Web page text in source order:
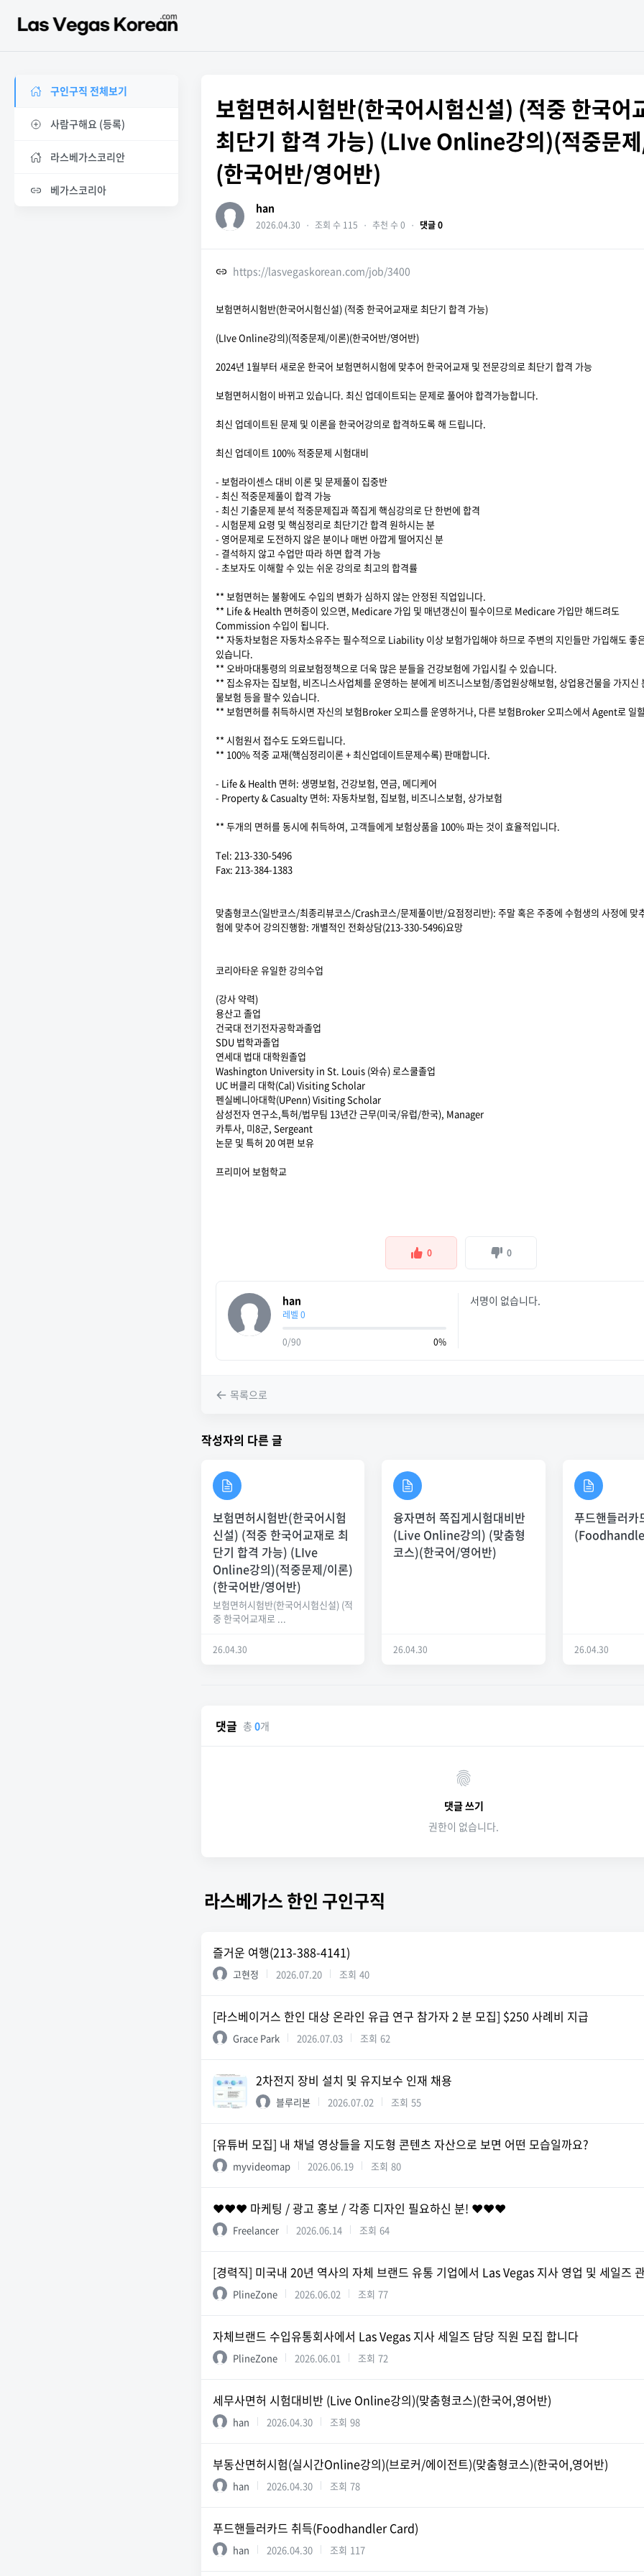
구인구직 전체보기
사람구해요 (등록)
라스베가스코리안
베가스코리아
보험면허시험반(한국어시험신설) (적중 한국어
최단기 합격 가능) (LIve Online강의)(적중문
(한국어반/영어반)
han
2026.04.30 ・ 조회 수 115 ・ 추천 수 0 ・ 댓글 0
https://lasvegaskorean.com/job/3400
보험면허시험반(한국어시험신설) (적중 한국어교재로 최단기 합격 가능)
(LIve Online강의)(적중문제/이론)(한국어반/영어반)
2024년 1월부터 새로운 한국어 보험면허시험에 맞추어 한국어교재 및 전문강의로 최단기 합격 가능
보험면허시험이 바뀌고 있습니다. 최신 업데이트되는 문제로 풀어야 합격가능합니다.
최신 업데이트된 문제 및 이론을 한국어강의로 합격하도록 해 드립니다.
최신 업데이트 100% 적중문제 시험대비
- 보험라이센스 대비 이론 및 문제풀이 집중반
- 최신 적중문제풀이 합격 가능
- 최신 기출문제 분석 적중문제집과 쪽집게 핵심강의로 단 한번에 합격
- 시험문제 요령 및 핵심정리로 최단기간 합격 원하시는 분
- 영어문제로 도전하지 않은 분이나 매번 아깝게 떨어지신 분
- 결석하지 않고 수업만 따라 하면 합격 가능
- 초보자도 이해할 수 있는 쉬운 강의로 최고의 합격률
** 보험면허는 불황에도 수입의 변화가 심하지 않는 안정된 직업입니다.
** Life & Health 면허증이 있으면, Medicare 가입 및 매년갱신이 필수이므로 Medicare 가입만 해드려도
Commission 수입이 됩니다.
** 자동차보험은 자동차소유주는 필수적으로 Liability 이상 보험가입해야 하므로 주변의 지인들만 가입해도 좋
있습니다.
** 오바마대통령의 의료보험정책으로 더욱 많은 분들을 건강보험에 가입시킬 수 있습니다.
** 집소유자는 집보험, 비즈니스사업체를 운영하는 분에게 비즈니스보험/종업원상해보험, 상업용건물을 가지신
물보험 등을 팔수 있습니다.
** 보험면허를 취득하시면 자신의 보험Broker 오피스를 운영하거나, 다른 보험Broker 오피스에서 Agent로 일
** 시험원서 접수도 도와드립니다.
** 100% 적중 교재(핵심정리이론 + 최신업데이트문제수록) 판매합니다.
- Life & Health 면허: 생명보험, 건강보험, 연금, 메디케어
- Property & Casualty 면허: 자동차보험, 집보험, 비즈니스보험, 상가보험
** 두개의 면허를 동시에 취득하여, 고객들에게 보험상품을 100% 파는 것이 효율적입니다.
Tel: 213-330-5496
Fax: 213-384-1383
맞춤형코스(일반코스/최종리뷰코스/Crash코스/문제풀이반/요점정리반): 주말 혹은 주중에 수험생의 사정에 맞
험에 맞추어 강의진행함: 개별적인 전화상담(213-330-5496)요망
코리아타운 유일한 강의수업
(강사 약력)
용산고 졸업
건국대 전기전자공학과졸업
SDU 법학과졸업
연세대 법대 대학원졸업
Washington University in St. Louis (와슈) 로스쿨졸업
UC 버클리 대학(Cal) Visiting Scholar
펜실베니아대학(UPenn) Visiting Scholar
삼성전자 연구소,특허/법무팀 13년간 근무(미국/유럽/한국), Manager
카투사, 미8군, Sergeant
논문 및 특허 20 여편 보유
프리미어 보험학교
0 0
han
레벨 0
0/90 0%
서명이 없습니다.
목록으로
작성자의 다른 글
보험면허시험반(한국어시험
신설) (적중 한국어교재로 최
단기 합격 가능) (LIve
Online강의)(적중문제/이론)
(한국어반/영어반)
보험면허시험반(한국어시험신설) (적
중 한국어교재로 ...
26.04.30
융자면허 쪽집게시험대비반
(Live Online강의) (맞춤형
코스)(한국어/영어반)
26.04.30
푸드핸들러카
26.04.30
댓글 총 0개
댓글 쓰기
권한이 없습니다.
라스베가스 한인 구인구직
즐거운 여행(213-388-4141)
고현정 2026.07.20 조회 40
[라스베이거스 한인 대상 온라인 유급 연구 참가자 2 분 모집] $250 사례비 지급
Grace Park 2026.07.03 조회 62
2차전지 장비 설치 및 유지보수 인재 채용
블루리본 2026.07.02 조회 55
[유튜버 모집] 내 채널 영상들을 지도형 콘텐츠 자산으로 보면 어떤 모습일까요?
myvideomap 2026.06.19 조회 80
❤️❤️❤️ 마케팅 / 광고 홍보 / 각종 디자인 필요하신 분! ❤️❤️❤️
Freelancer 2026.06.14 조회 64
[경력직] 미국내 20년 역사의 자체 브랜드 유통 기업에서 Las Vegas 지사 영업 및 세일즈
PlineZone 2026.06.02 조회 77
자체브랜드 수입유통회사에서 Las Vegas 지사 세일즈 담당 직원 모집 합니다
PlineZone 2026.06.01 조회 72
세무사면허 시험대비반 (Live Online강의)(맞춤형코스)(한국어,영어반)
han 2026.04.30 조회 98
부동산면허시험(실시간Online강의)(브로커/에이전트)(맞춤형코스)(한국어,영어반)
han 2026.04.30 조회 78
푸드핸들러카드 취득(Foodhandler Card)
han 2026.04.30 조회 117